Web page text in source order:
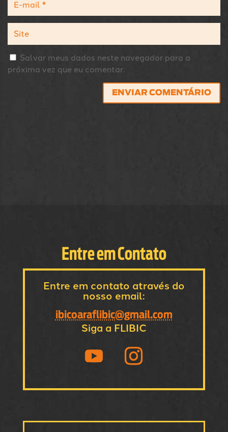
Salvar meus dados neste navegador para a
próxima vez que eu comentar.
ENVIAR COMENTÁRIO
Entre em Contato
Entre em contato através do
nosso email:
ibicoaraflibic@gmail.com
Siga a FLIBIC